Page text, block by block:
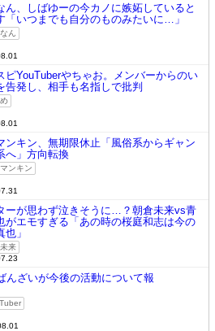
ん、しばゆーの今カノに嫉妬していると
「いつまでも自分のものみたいに…」
ん
ピYouTuberやちゃお。メンバーからのい
告発し、相手も名指しで批判
ンキン、無期限休止「風俗系からギャン
へ」方向転換
ンキン
ーが思わず泣きそうに…？朝倉未来vs青
がエモすぎる「あの時の桜庭和志は今の
也」
来
んざいが今後の活動について報